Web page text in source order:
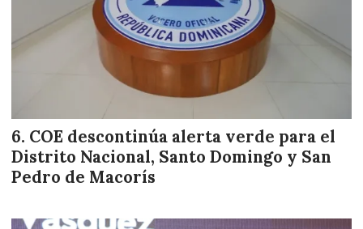
COE descontinúa alerta verde para el
Distrito Nacional, Santo Domingo y San
Pedro de Macorís